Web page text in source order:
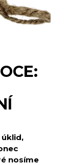
úklid,
nosíme